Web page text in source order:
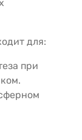
для:
при